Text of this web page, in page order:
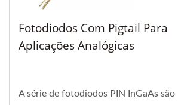
Fotodiodos Com Pigtail Para
Aplicações Analógicas
A série de fotodiodos PIN InGaAs são